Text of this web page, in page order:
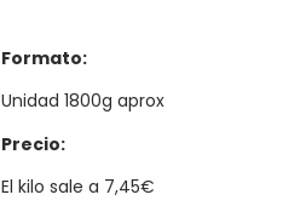
Formato:
Unidad 1800g aprox
Precio:
El kilo sale a 7,45€